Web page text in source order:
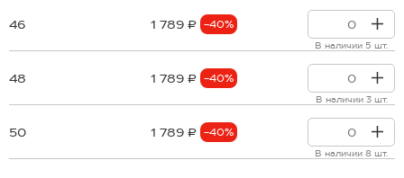
46 1 789 ₽ -40%
В наличии 5 шт.
48 1 789 ₽ -40%
В наличии 3 шт.
50 1 789 ₽ -40%
В наличии 8 шт.